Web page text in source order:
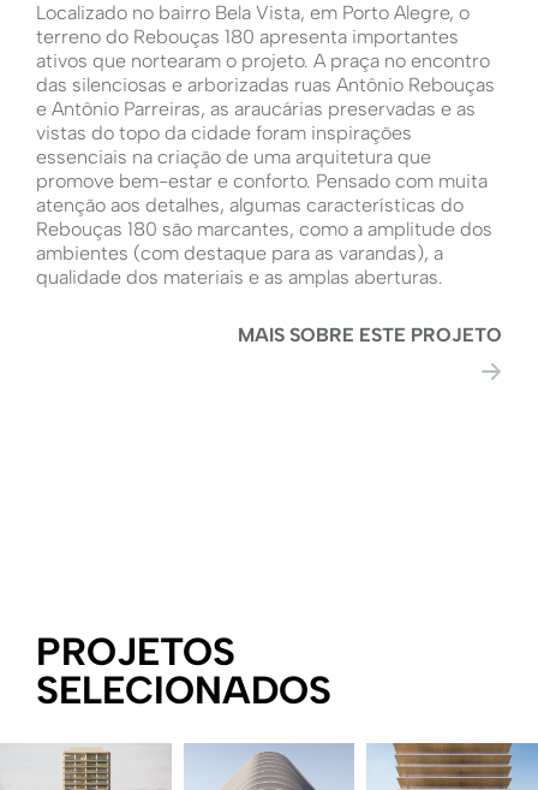
Localizado no bairro Bela Vista, em Porto Alegre, o
terreno do Rebouças 180 apresenta importantes
ativos que nortearam o projeto. A praça no encontro
das silenciosas e arborizadas ruas Antônio Rebouças
e Antônio Parreiras, as araucárias preservadas e as
vistas do topo da cidade foram inspirações
essenciais na criação de uma arquitetura que
promove bem-estar e conforto. Pensado com muita
atenção aos detalhes, algumas características do
Rebouças 180 são marcantes, como a amplitude dos
ambientes (com destaque para as varandas), a
qualidade dos materiais e as amplas aberturas.
MAIS SOBRE ESTE PROJETO
PROJETOS
SELECIONADOS